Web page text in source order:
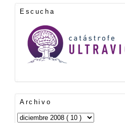
Escucha
Archivo